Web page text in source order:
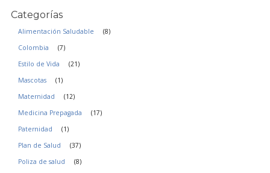
d
a
*
Categorías
Alimentación Saludable
(8)
Colombia
(7)
Estilo de Vida
(21)
Mascotas
(1)
Maternidad
(12)
Medicina Prepagada
(17)
Paternidad
(1)
Plan de Salud
(37)
Poliza de salud
(8)